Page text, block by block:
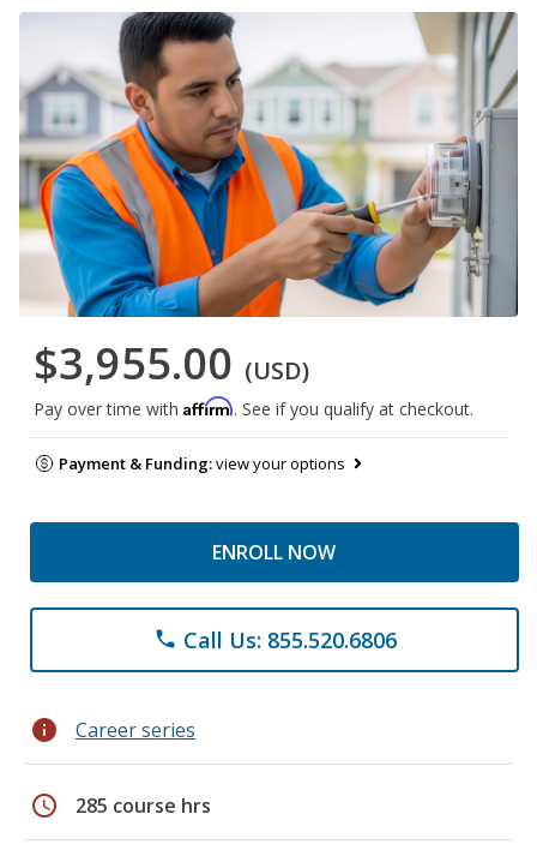
$3,955.00 (USD)
Pay over time with Affirm. See if you qualify at checkout.
Payment & Funding:view your options
ENROLL NOW
phone Call Us: 855.520.6806
info Career series
schedule 285 course hrs